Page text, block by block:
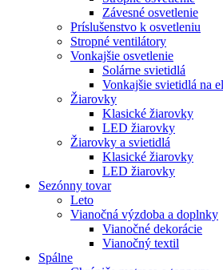
Závesné osvetlenie
Príslušenstvo k osvetleniu
Stropné ventilátory
Vonkajšie osvetlenie
Solárne svietidlá
Vonkajšie svietidlá na
Žiarovky
Klasické žiarovky
LED žiarovky
Žiarovky a svietidlá
Klasické žiarovky
LED žiarovky
Sezónny tovar
Leto
Vianočná výzdoba a doplnky
Vianočné dekorácie
Vianočný textil
Spálne